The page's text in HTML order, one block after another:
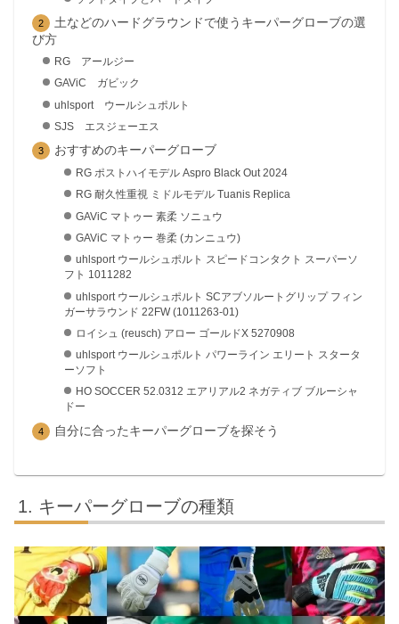
土などのハードグラウンドで使うキーパーグローブの選
び方
RG アールジー
GAViC ガビック
uhlsport ウールシュポルト
SJS エスジェーエス
おすすめのキーパーグローブ
RG ポストハイモデル Aspro Black Out 2024
RG 耐久性重視 ミドルモデル Tuanis Replica
GAViC マトゥー 素柔 ソニュウ
GAViC マトゥー 巻柔 (カンニュウ)
uhlsport ウールシュポルト スピードコンタクト スーパーソ
フト 1011282
uhlsport ウールシュポルト SCアブソルートグリップ フィン
ガーサラウンド 22FW (1011263-01)
ロイシュ (reusch) アロー ゴールドX 5270908
uhlsport ウールシュポルト パワーライン エリート スタータ
ーソフト
HO SOCCER 52.0312 エアリアル2 ネガティブ ブルーシャ
ドー
自分に合ったキーパーグローブを探そう
キーパーグローブの種類